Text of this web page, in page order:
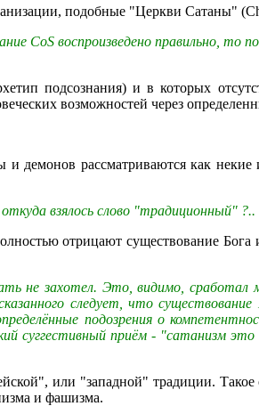
подобные "Церкви Сатаны"
CoS воспроизведено правильно,
подсознания) и в которых
возможностей через
и демонов рассматриваются как
взялось слово "традиционный" ?..
отрицают существование
не захотел. Это, видимо,
следует, что
подозрения о
суггестивный приём - "сатанизм
или "западной" традиции.
и фашизма.